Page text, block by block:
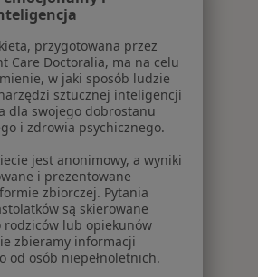
Najczęście leczone
ubezpieczenia
w Warszawie
w Warszawie
Polska w Warszawie
Iduna w Warszawie
w Warszawie
przygotowana przez
Care Doctoralia, ma na celu
w jaki sposób ludzie
sztucznej inteligencji
dla swojego dobrostanu
i zdrowia psychicznego.
jest anonimowy, a wyniki
i prezentowane
zbiorczej. Pytania
są skierowane
rodziców lub opiekunów
zbieramy informacji
od osób niepełnoletnich.